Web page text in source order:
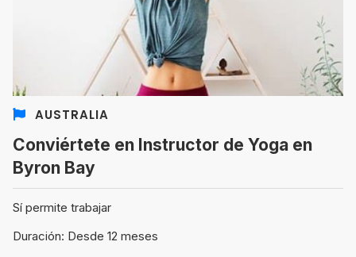
AUSTRALIA
Conviértete en Instructor de Yoga en
Byron Bay
Sí permite trabajar
Duración: Desde 12 meses